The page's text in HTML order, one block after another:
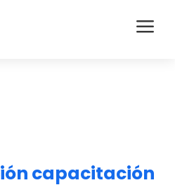
a
capacitación